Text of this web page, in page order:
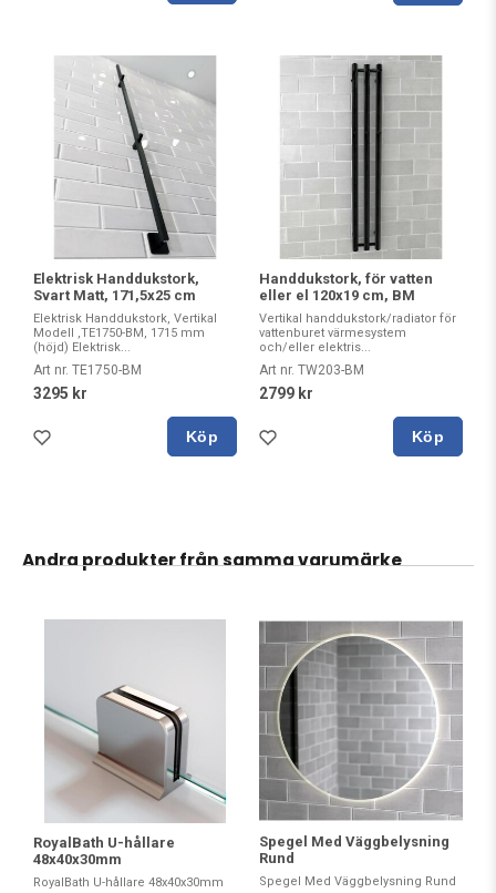
Elektrisk Handdukstork,
Svart Matt, 171,5x25 cm
Elektrisk Handdukstork, Vertikal
Modell ,TE1750-BM, 1715 mm
(höjd) Elektrisk...
Art nr. TE1750-BM
3295 kr
Köp
Handdukstork, för vatten
eller el 120x19 cm, BM
Vertikal handdukstork/radiator för
vattenburet värmesystem
och/eller elektris...
Art nr. TW203-BM
2799 kr
Köp
Andra produkter från samma varumärke
RoyalBath U-hållare
48x40x30mm
RoyalBath U-hållare 48x40x30mm
Spegel Med Väggbelysning
Rund
Spegel Med Väggbelysning Rund